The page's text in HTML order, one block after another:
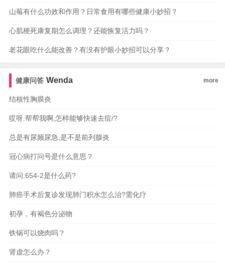
山莓有什么功效和作用？日常食用有哪些健康小妙招？
心肌梗死康复期怎么调理？还能恢复活力吗？
老花眼吃什么能改善？有没有护眼小妙招可以分享？
健康问答 Wenda more
结核性胸膜炎
哎呀.帮帮我啊,怎样能够快速去痘/?
总是有尿频尿急,是不是前列腺炎
冠心病打问号是什么意思？
请问:654-2是什么药?
肺癌手术后复诊发现肺门积水怎么治?需化疗
初孕，有褐色分泌物
铁锅可以烧肉吗？
肾虚怎么办？